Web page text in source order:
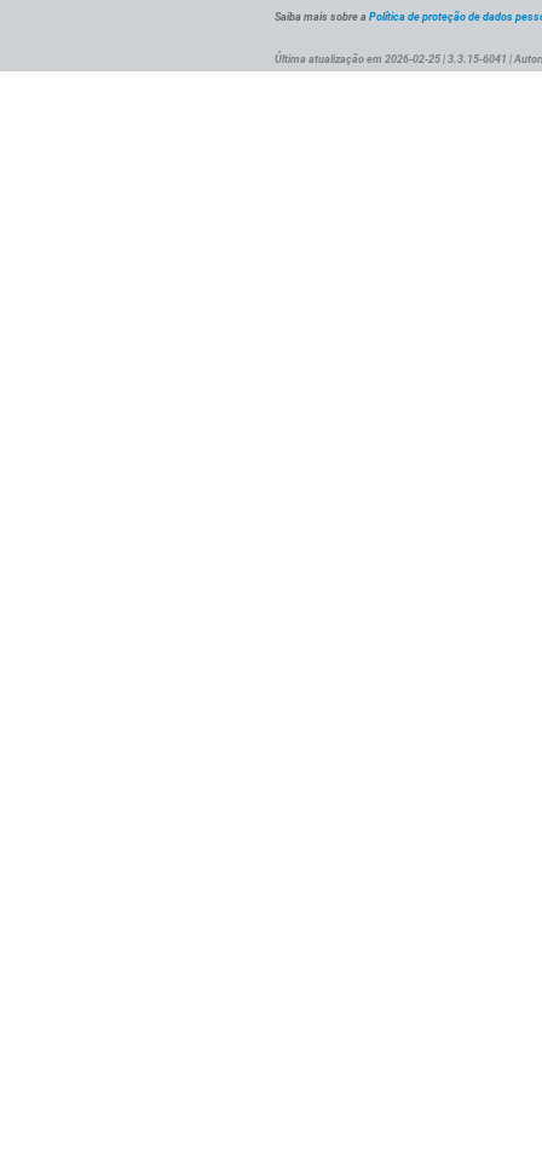
Saiba mais sobre a Política de proteção de dados
Última atualização em 2026-02-25 | 3.3.15-6041 |